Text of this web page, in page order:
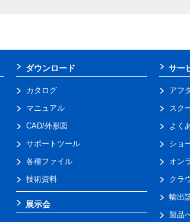
ダウンロード
カタログ
マニュアル
CAD/外形図
サポートツール
各種ファイル
技術資料
展示会
サー
アフ
スク
よく
ショ
オン
クラ
輸出
製品